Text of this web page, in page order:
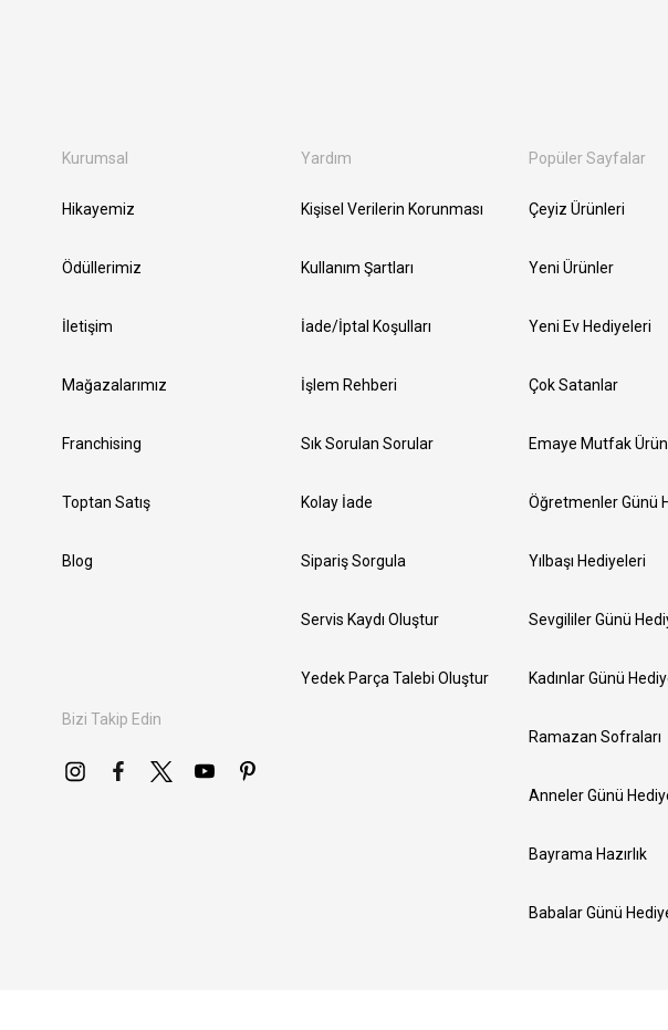
Kurumsal
Hikayemiz
Ödüllerimiz
İletişim
Mağazalarımız
Franchising
Toptan Satış
Blog
Bizi Takip Edin
Yardım
Kişisel Verilerin Korunması
Kullanım Şartları
İade/İptal Koşulları
İşlem Rehberi
Sık Sorulan Sorular
Kolay İade
Sipariş Sorgula
Servis Kaydı Oluştur
Yedek Parça Talebi Oluştur
Popüler Sayfalar
Çeyiz Ürünleri
Yeni Ürünler
Yeni Ev Hediyeleri
Çok Satanlar
Emaye Mutfak
Öğretmenler Günü
Yılbaşı Hediyeleri
Sevgililer Günü
Kadınlar Günü
Ramazan Sofraları
Anneler Günü
Bayrama Hazırlık
Babalar Günü